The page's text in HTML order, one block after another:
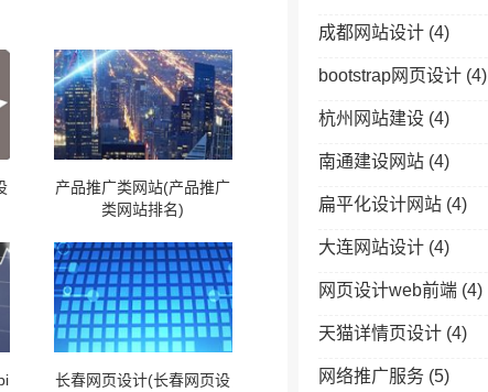
产品推广类网站(产品推广
类网站排名)
长春网页设计(长春网页设
成都网站设计 (4)
bootstrap网页设计 (4)
杭州网站建设 (4)
南通建设网站 (4)
扁平化设计网站 (4)
大连网站设计 (4)
网页设计web前端 (4)
天猫详情页设计 (4)
网络推广服务 (5)